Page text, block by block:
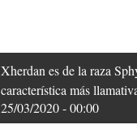
Xherdan es de la raza
característica más
25/03/2020 - 00:00